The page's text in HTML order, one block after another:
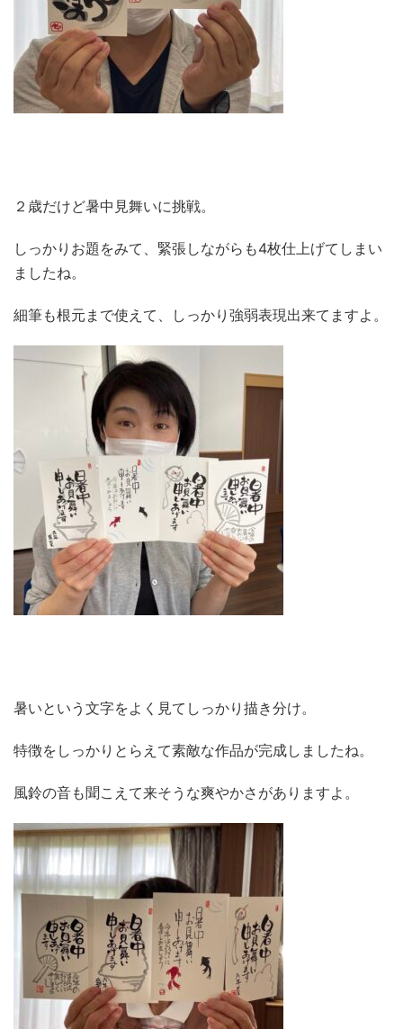
２歳だけど暑中見舞いに挑戦。
しっかりお題をみて、緊張しながらも4枚仕上げてしまい
ましたね。
細筆も根元まで使えて、しっかり強弱表現出来てますよ。
暑いという文字をよく見てしっかり描き分け。
特徴をしっかりとらえて素敵な作品が完成しましたね。
風鈴の音も聞こえて来そうな爽やかさがありますよ。